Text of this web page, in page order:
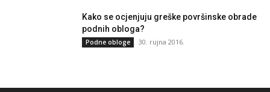
Kako se ocjenjuju greške površinske obrade
podnih obloga?
Podne obloge 30. rujna 2016.